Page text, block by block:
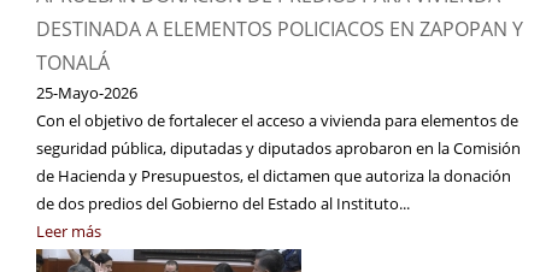
DESTINADA A ELEMENTOS POLICIACOS EN ZAPOPAN Y
TONALÁ
25-Mayo-2026
Con el objetivo de fortalecer el acceso a vivienda para elementos de
seguridad pública, diputadas y diputados aprobaron en la Comisión
de Hacienda y Presupuestos, el dictamen que autoriza la donación
de dos predios del Gobierno del Estado al Instituto...
Leer más